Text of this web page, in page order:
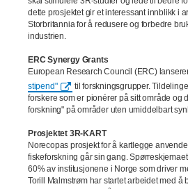
dette prosjektet gir et interessant innblikk i
Storbritannia for å redusere og forbedre
industrien.
ERC Synergy Grants
European Research Council (ERC)
stipend"
til forskningsgrupper.
forskere som er pionérer på sitt område og
forskning" på områder uten umiddelbart
Prosjektet 3R-KART
Norecopas prosjekt for å kartlegge
fiskeforskning går sin gang.
60% av institusjonene i Norge som driver
Torill Malmstrøm har startet arbeidet med å